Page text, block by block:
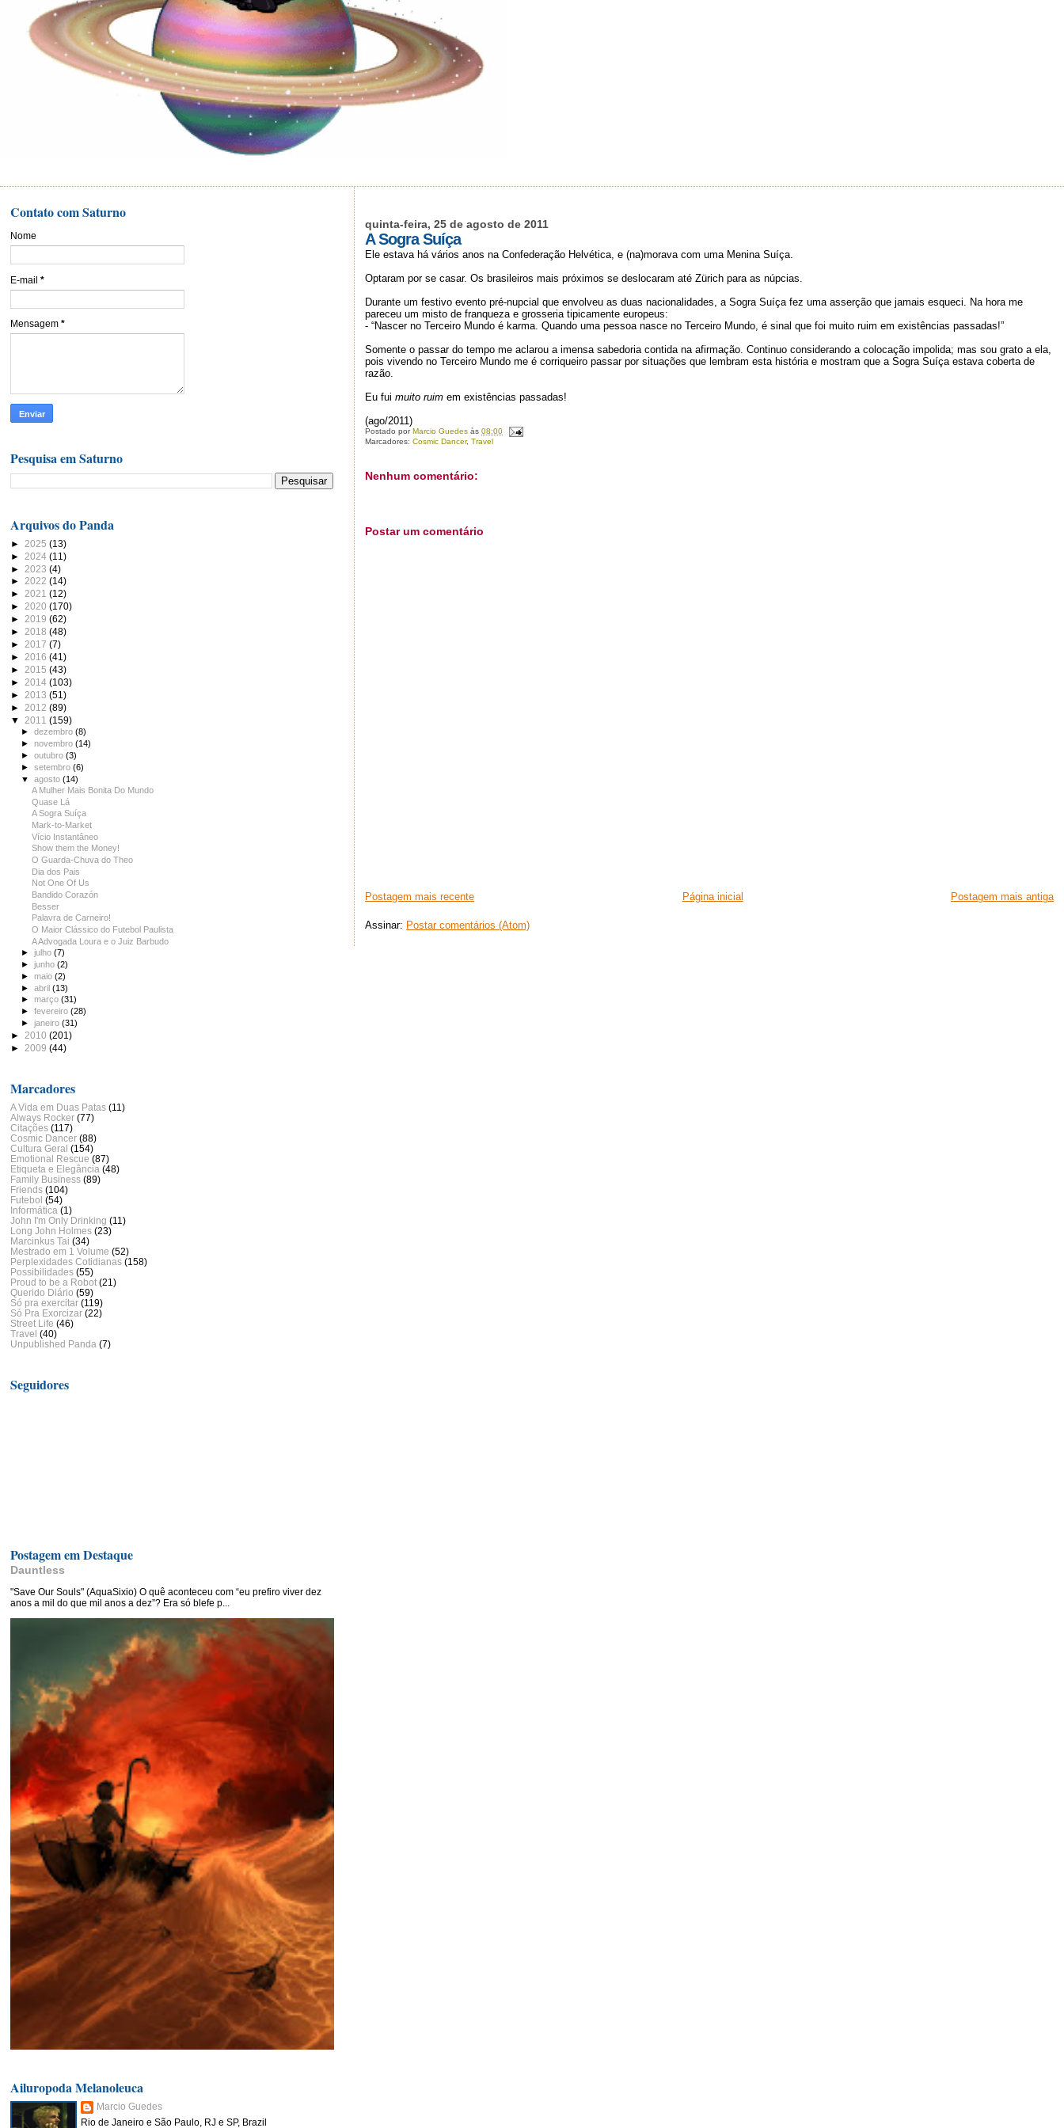
quinta-feira, 25 de agosto de 2011
A Sogra Suíça
Ele estava há vários anos na Confederação Helvética, e (na)morava com uma Menina Suíça.
Optaram por se casar. Os brasileiros mais próximos se deslocaram até Zürich para as núpcias.
Durante um festivo evento pré-nupcial que envolveu as duas nacionalidades, a Sogra Suíça fez uma asserção que jamais esqueci. Na hora me
pareceu um misto de franqueza e grosseria tipicamente europeus:
- “Nascer no Terceiro Mundo é karma. Quando uma pessoa nasce no Terceiro Mundo, é sinal que foi muito ruim em existências passadas!”
Somente o passar do tempo me aclarou a imensa sabedoria contida na afirmação. Continuo considerando a colocação impolida; mas sou grato a ela,
pois vivendo no Terceiro Mundo me é corriqueiro passar por situações que lembram esta história e mostram que a Sogra Suíça estava coberta de
razão.
Eu fuimuito ruim em existências passadas!
(ago/2011)
Postado porMarcio Guedes às08:00
Marcadores:Cosmic Dancer,Travel
Nenhum comentário:
Postar um comentário
Postagem mais recente Postagem mais antiga
Página inicial
Assinar: Postar comentários (Atom)
Contato com Saturno
Nome
E-mail *
Mensagem *
Pesquisa em Saturno
Arquivos do Panda
► 2025 (13)
► 2024 (11)
► 2023 (4)
► 2022 (14)
► 2021 (12)
► 2020 (170)
► 2019 (62)
► 2018 (48)
► 2017 (7)
► 2016 (41)
► 2015 (43)
► 2014 (103)
► 2013 (51)
► 2012 (89)
▼ 2011 (159)
►dezembro(8)
►novembro(14)
►outubro(3)
►setembro(6)
▼agosto(14)
A Mulher Mais Bonita Do Mundo
Quase Lá
A Sogra Suíça
Mark-to-Market
Vício Instantâneo
Show them the Money!
O Guarda-Chuva do Theo
Dia dos Pais
Not One Of Us
Bandido Corazón
Besser
Palavra de Carneiro!
O Maior Clássico do Futebol Paulista
A Advogada Loura e o Juiz Barbudo
►julho(7)
►junho(2)
►maio(2)
►abril(13)
►março(31)
►fevereiro(28)
►janeiro(31)
► 2010 (201)
► 2009 (44)
Marcadores
A Vida em Duas Patas (11)
Always Rocker (77)
Citações (117)
Cosmic Dancer (88)
Cultura Geral (154)
Emotional Rescue (87)
Etiqueta e Elegância (48)
Family Business (89)
Friends (104)
Futebol (54)
Informática (1)
John I'm Only Drinking (11)
Long John Holmes (23)
Marcinkus Tai (34)
Mestrado em 1 Volume (52)
Perplexidades Cotidianas (158)
Possibilidades (55)
Proud to be a Robot (21)
Querido Diário (59)
Só pra exercitar (119)
Só Pra Exorcizar (22)
Street Life (46)
Travel (40)
Unpublished Panda (7)
Seguidores
Postagem em Destaque
Dauntless
"Save Our Souls" (AquaSixio) O quê aconteceu com “eu prefiro viver dez
anos a mil do que mil anos a dez”? Era só blefe p...
Ailuropoda Melanoleuca
Marcio Guedes
Rio de Janeiro e São Paulo, RJ e SP, Brazil